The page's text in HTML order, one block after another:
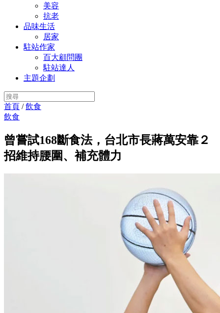
美容
抗老
品味生活
居家
駐站作家
百大顧問團
駐站達人
主題企劃
首頁 /飲食
飲食
曾嘗試168斷食法，台北市長蔣萬安靠２
招維持腰圍、補充體力